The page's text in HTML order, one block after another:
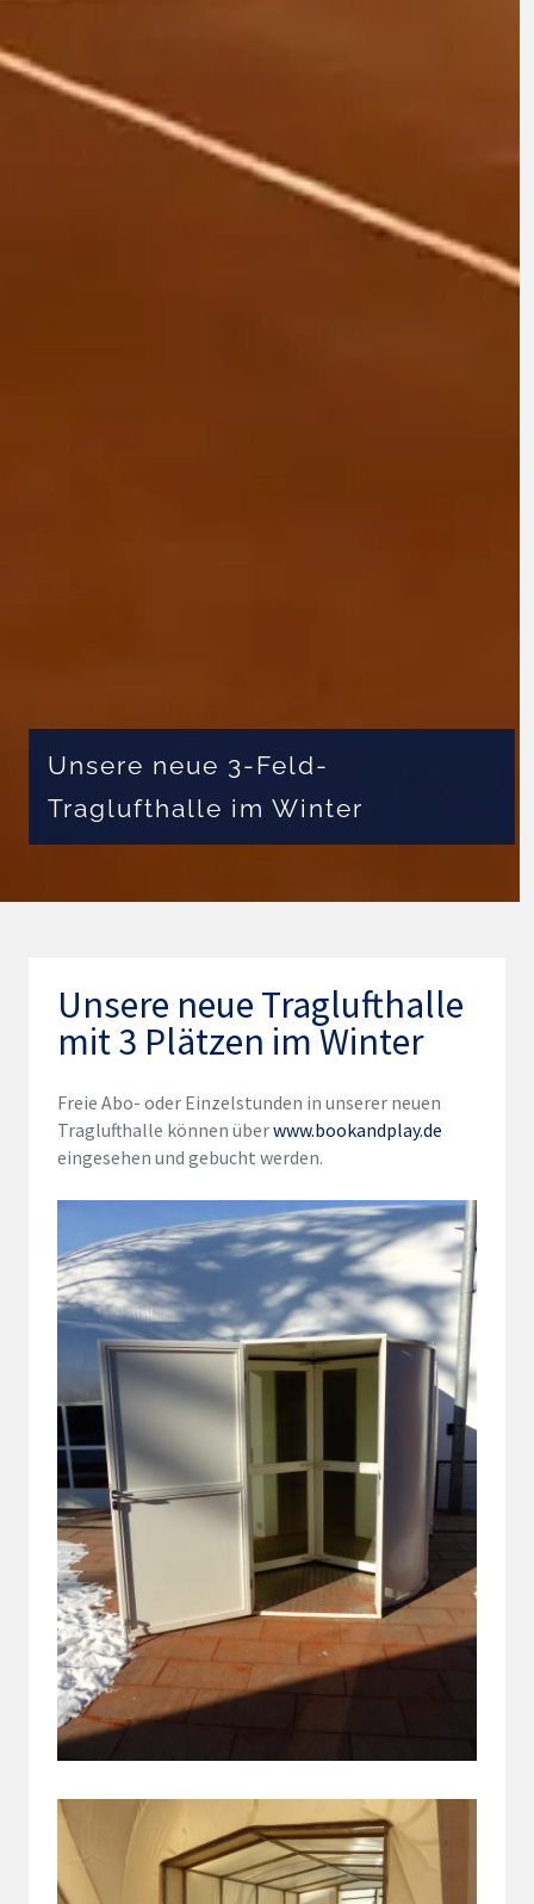
Unsere neue 3-Feld-
Traglufthalle im Winter
Unsere neue Traglufthalle
mit 3 Plätzen im Winter
Freie Abo- oder Einzelstunden in unserer neuen
Traglufthalle können überwww.bookandplay.de
eingesehen und gebucht werden.